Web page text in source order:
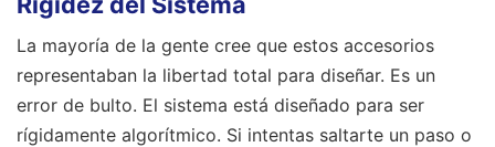
La mayoría de la gente cree que estos accesorios
representaban la libertad total para diseñar. Es un
error de bulto. El sistema está diseñado para ser
rígidamente algorítmico. Si intentas saltarte un paso o